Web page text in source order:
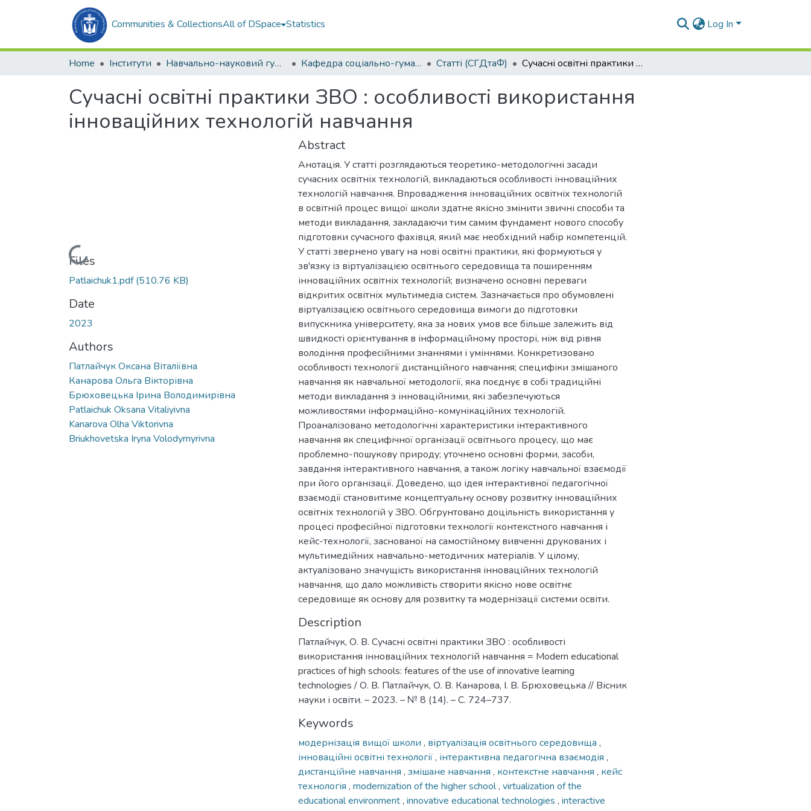
Communities & CollectionsAll of DSpace Statistics Log In
Home Інститути Навчально-науковий гуманітарний інститут (ННГІ) Кафедра соціально-гуманітарних дисциплін та філософії (СГДтаФ) Статті (СГДтаФ) Сучасні освітні практики ЗВО : особливості використання інноваційних технологій навчання
Сучасні освітні практики ЗВО : особливості використання
інноваційних технологій навчання
Loading...
Files
Patlaichuk1.pdf(510.76 KB)
Date
2023
Authors
Патлайчук Оксана Віталіївна
Канарова Ольга Вікторівна
Брюховецька Ірина Володимирівна
Patlaichuk Oksana Vitaliyivna
Kanarova Olha Viktorivna
Briukhovetska Iryna Volodymyrivna
Abstract
Анотація. У статті розглядаються теоретико-методологічні засади
сучасних освітніх технологій, викладаються особливості інноваційних
технологій навчання. Впровадження інноваційних освітніх технологій
в освітній процес вищої школи здатне якісно змінити звичні способи та
методи викладання, закладаючи тим самим фундамент нового способу
підготовки сучасного фахівця, який має необхідний набір компетенцій.
У статті звернено увагу на нові освітні практики, які формуються у
зв'язку із віртуалізацією освітнього середовища та поширенням
інноваційних освітніх технологій; визначено основні переваги
відкритих освітніх мультимедіа систем. Зазначається про обумовлені
віртуалізацією освітнього середовища вимоги до підготовки
випускника університету, яка за нових умов все більше залежить від
швидкості орієнтування в інформаційному просторі, ніж від рівня
володіння професійними знаннями і уміннями. Конкретизовано
особливості технології дистанційного навчання; специфіки змішаного
навчання як навчальної методології, яка поєднує в собі традиційні
методи викладання з інноваційними, які забезпечуються
можливостями інформаційно-комунікаційних технологій.
Проаналізовано методологічні характеристики інтерактивного
навчання як специфічної організації освітнього процесу, що має
проблемно-пошукову природу; уточнено основні форми, засоби,
завдання інтерактивного навчання, а також логіку навчальної взаємодії
при його організації. Доведено, що ідея інтерактивної педагогічної
взаємодії становитиме концептуальну основу розвитку інноваційних
освітніх технологій у ЗВО. Обгрунтовано доцільність використання у
процесі професійної підготовки технології контекстного навчання і
кейс-технології, заснованої на самостійному вивченні друкованих і
мультимедійних навчально-методичних матеріалів. У цілому,
актуалізовано значущість використання інноваційних технологій
навчання, що дало можливість створити якісно нове освітнє
середовище як основу для розвитку та модернізації системи освіти.
Description
Патлайчук, О. В. Сучасні освітні практики ЗВО : особливості
використання інноваційних технологій навчання = Modern educational
practices of high schools: features of the use of innovative learning
technologies / О. В. Патлайчук, О. В. Канарова, І. В. Брюховецька // Вісник
науки і освіти. – 2023. – № 8 (14). – С. 724–737.
Keywords
модернізація вищої школи , віртуалізація освітнього середовища ,
інноваційні освітні технології, інтерактивна педагогічна взаємодія ,
дистанційне навчання , змішане навчання , контекстне навчання , кейс
технологія , modernization of the higher school, virtualization of the
educational environment, innovative educational technologies , interactive